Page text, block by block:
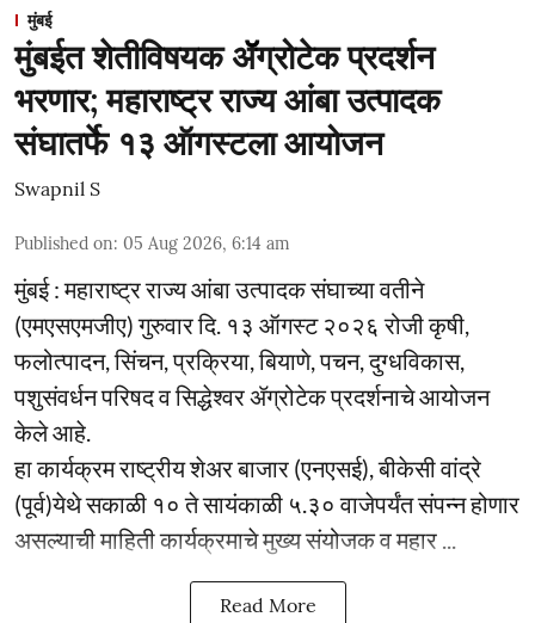
मुंबई
मुंबईत शेतीविषयक ॲॅग्रोटेक प्रदर्शन
भरणार; महाराष्ट्र राज्य आंबा उत्पादक
संघातर्फे १३ ऑगस्टला आयोजन
Swapnil S
Published on: 05 Aug 2026, 6:14 am
मुंबई : महाराष्ट्र राज्य आंबा उत्पादक संघाच्या वतीने
(एमएसएमजीए) गुरुवार दि. १३ ऑगस्ट २०२६ रोजी कृषी,
फलोत्पादन, सिंचन, प्रक्रिया, बियाणे, पचन, दुग्धविकास,
पशुसंवर्धन परिषद व सिद्धेश्वर ॲग्रोटेक प्रदर्शनाचे आयोजन
केले आहे.
हा कार्यक्रम राष्ट्रीय शेअर बाजार (एनएसई), बीकेसी वांद्रे
(पूर्व)येथे सकाळी १० ते सायंकाळी ५.३० वाजेपर्यंत संपन्न होणार
असल्याची माहिती कार्यक्रमाचे मुख्य संयोजक व महार ...
Read More